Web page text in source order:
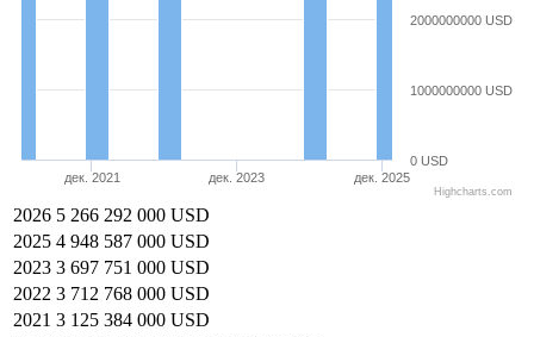
дек. 2021 дек. 2023 дек. 2025
0 USD
1000000000 USD
2000000000 USD
Highcharts.com
2026 5 266 292 000 USD
2025 4 948 587 000 USD
2023 3 697 751 000 USD
2022 3 712 768 000 USD
2021 3 125 384 000 USD